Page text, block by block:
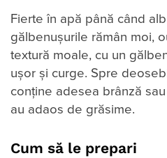
Fierte în apă până când
gălbenușurile rămân moi,
textură moale, cu un
ușor și curge. Spre
conține adesea brânză
au adaos de grăsime.
Cum să le prepari